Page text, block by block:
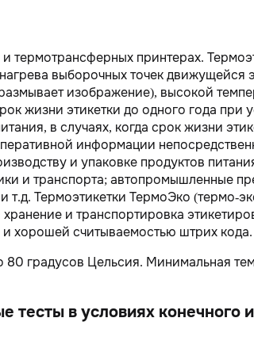
термотрансферных принтерах.
выборочных точек
изображение), высокой
жизни этикетки до одного года при
в случаях, когда срок жизни
информации
и упаковке продуктов
и транспорта; автопромышленные
т.д. Термоэтикетки ТермоЭко (термо-
хранение и транспортировка
хорошей считываемостью штрих кода.
80 градусов Цельсия. Минимальная
в условиях конечного